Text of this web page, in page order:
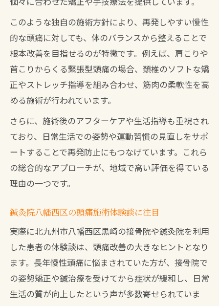
このような独自の施術方針により、再発しやすい慢性
的な頭痛に対しても、体のバランスから整えることで
根本改善を目指せるのが特徴です。例えば、肩こりや
首こりからくる緊張型頭痛の場合、頚椎のソフトな矯
正やストレッチ指導を組み合わせ、筋肉の柔軟性を高
める施術が行われています。
さらに、施術後のアフターケアや生活指導も重視され
ており、日常生活での姿勢や運動習慣の見直しをサポ
ートすることで再発防止にもつなげています。これら
の総合的なアプローチが、地域で高い評価を得ている
理由の一つです。
鍼灸院八幡西区の頭痛施術体験談に注目
実際に北九州市八幡西区黒崎の接骨院や鍼灸院を利用
した患者の体験談は、頭痛改善の大きなヒントとなり
ます。長年慢性頭痛に悩まされていた方が、接骨院で
の姿勢矯正や鍼治療を受けてから症状が緩和し、日常
生活の質が向上したという声が多数寄せられていま